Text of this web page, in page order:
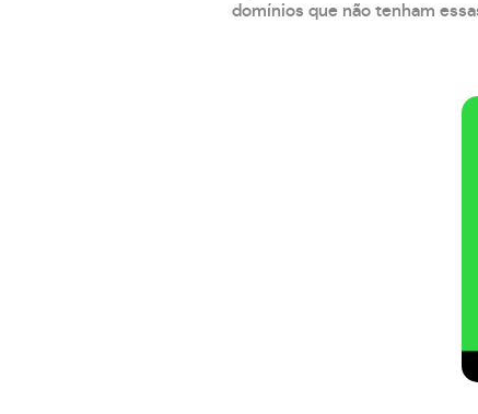
domínios que não tenham